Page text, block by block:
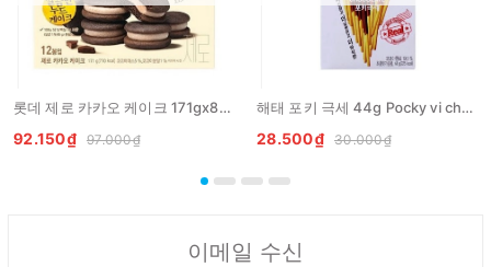
롯데 제로 카카오 케이크 171gx8개 LOTTE Banh zero cacao
92.150₫ 97.000₫
해태 포키 극세 44g Pocky vi chocolate
28.500₫ 30.000₫
이메일 수신